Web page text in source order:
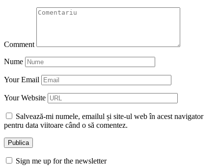
Comment
Nume
Your Email
Your Website
Salvează-mi numele, emailul și site-ul web în acest navigator
pentru data viitoare când o să comentez.
Sign me up for the newsletter